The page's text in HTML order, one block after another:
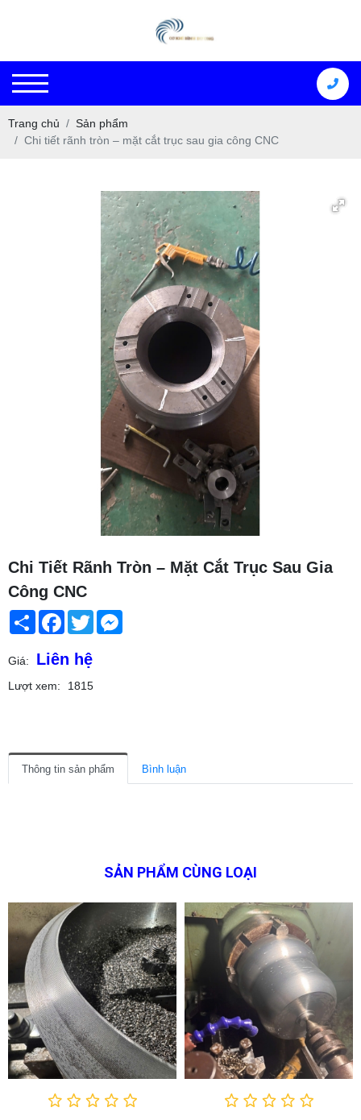
Trang chủ
Sản phẩm
Chi tiết rãnh tròn – mặt cắt trục sau gia công CNC
Chi Tiết Rãnh Tròn – Mặt Cắt Trục Sau Gia
Công CNC
Share Facebook
Twitter
Giá: Liên hệ
Lượt xem: 1815
Thông tin sản phẩm Bình luận
SẢN PHẨM CÙNG LOẠI